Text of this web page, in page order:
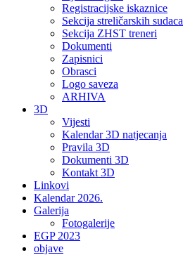
Registracijske iskaznice
Sekcija streličarskih sudaca
Sekcija ZHST treneri
Dokumenti
Zapisnici
Obrasci
Logo saveza
ARHIVA
3D
Vijesti
Kalendar 3D natjecanja
Pravila 3D
Dokumenti 3D
Kontakt 3D
Linkovi
Kalendar 2026.
Galerija
Fotogalerije
EGP 2023
objave